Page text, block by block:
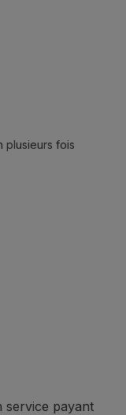
plusieurs fois
service payant